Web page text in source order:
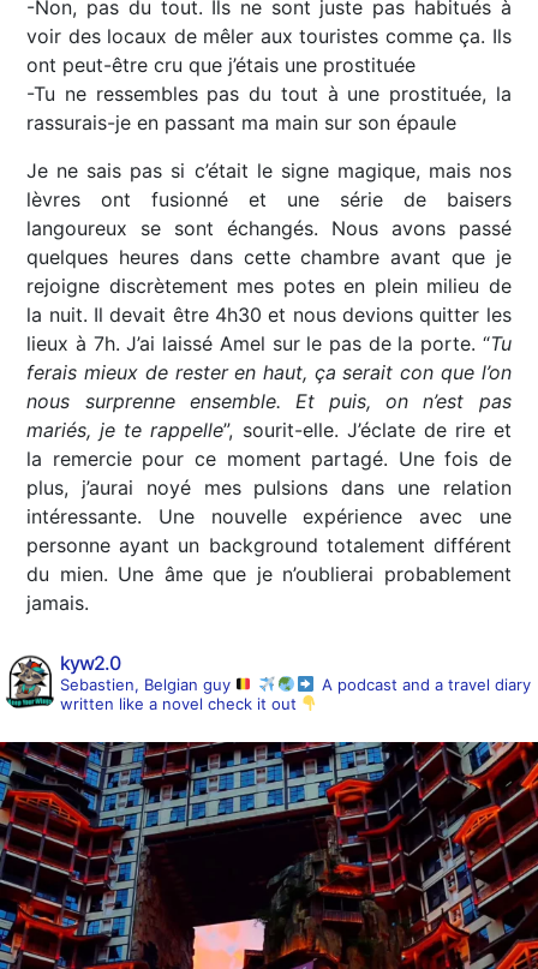
-Non, pas du tout. Ils ne sont juste pas habitués à
voir des locaux de mêler aux touristes comme ça. Ils
ont peut-être cru que j’étais une prostituée
-Tu ne ressembles pas du tout à une prostituée, la
rassurais-je en passant ma main sur son épaule
Je ne sais pas si c’était le signe magique, mais nos
lèvres ont fusionné et une série de baisers
langoureux se sont échangés. Nous avons passé
quelques heures dans cette chambre avant que je
rejoigne discrètement mes potes en plein milieu de
la nuit. Il devait être 4h30 et nous devions quitter les
lieux à 7h. J’ai laissé Amel sur le pas de la porte. “Tu
ferais mieux de rester en haut, ça serait con que l’on
nous surprenne ensemble. Et puis, on n’est pas
mariés, je te rappelle”, sourit-elle. J’éclate de rire et
la remercie pour ce moment partagé. Une fois de
plus, j’aurai noyé mes pulsions dans une relation
intéressante. Une nouvelle expérience avec une
personne ayant un background totalement différent
du mien. Une âme que je n’oublierai probablement
jamais.
kyw2.0
Sebastien, Belgian guy
A podcast and a travel diary
written like a novel check it out